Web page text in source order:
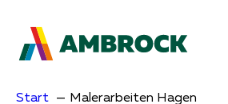
Start Malerarbeiten Hagen